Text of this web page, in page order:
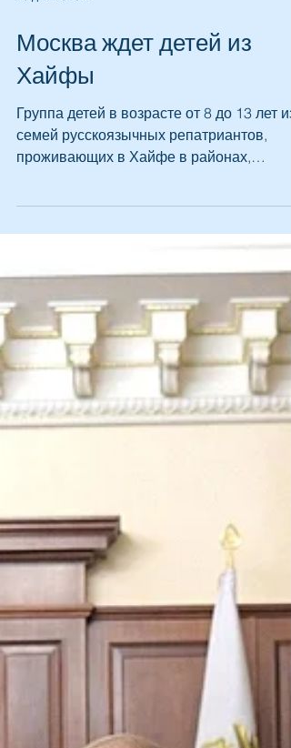
28 дек. 2016 г.
Москва ждет детей из
Хайфы
Группа детей в возрасте от 8 до 13 лет из